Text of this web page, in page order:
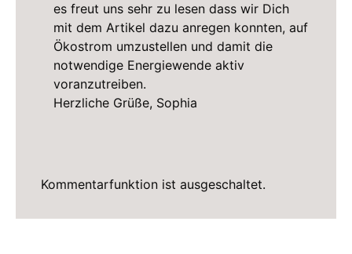
es freut uns sehr zu lesen dass wir Dich
mit dem Artikel dazu anregen konnten, auf
Ökostrom umzustellen und damit die
notwendige Energiewende aktiv
voranzutreiben.
Herzliche Grüße, Sophia
Kommentarfunktion ist ausgeschaltet.